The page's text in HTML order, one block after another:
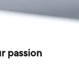
passion